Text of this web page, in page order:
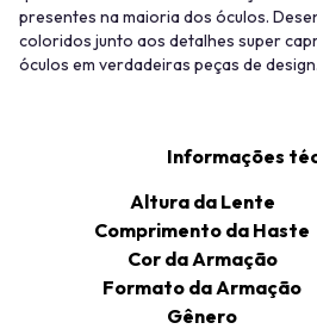
presentes na maioria dos óculos.
coloridos junto aos detalhes super
óculos em verdadeiras peças de design.
Informações
Altura da Lente
Comprimento da Haste
Cor da Armação
Formato da Armação
Gênero